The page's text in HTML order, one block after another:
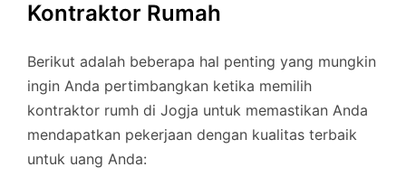
Kontraktor Rumah
Berikut adalah beberapa hal penting yang mungkin
ingin Anda pertimbangkan ketika memilih
kontraktor rumh di Jogja untuk memastikan Anda
mendapatkan pekerjaan dengan kualitas terbaik
untuk uang Anda: